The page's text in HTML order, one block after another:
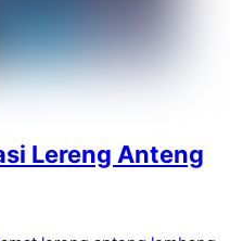
Lereng Anteng